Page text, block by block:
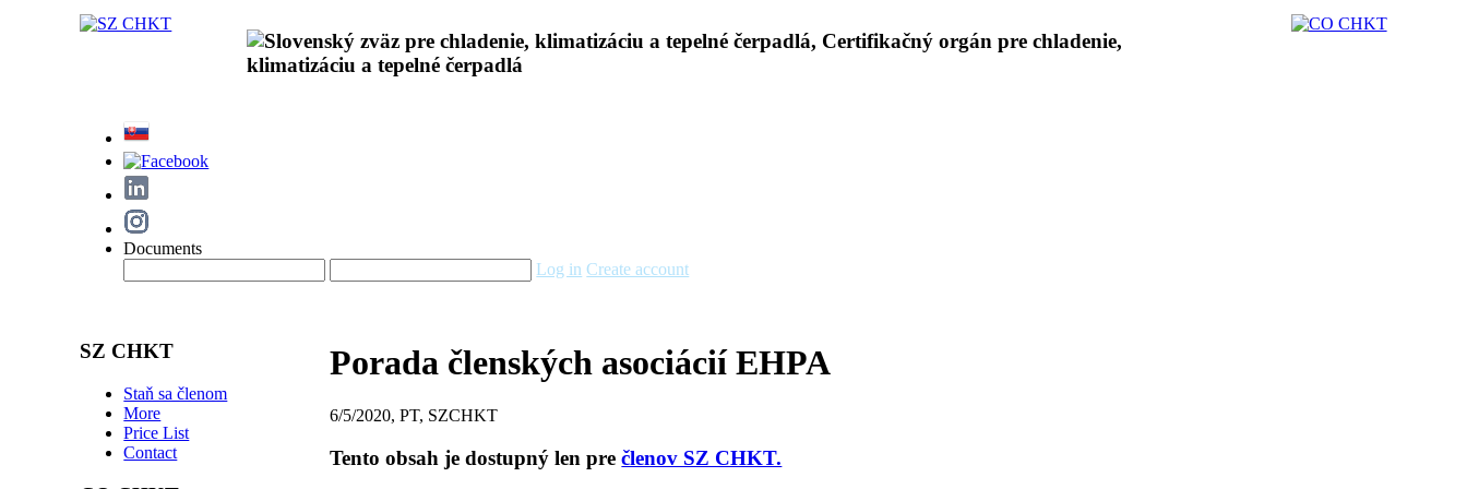
Documents
Log in Create account
SZ CHKT
Staň sa členom
More
Price List
Contact
Porada členských asociácií EHPA
6/5/2020, PT, SZCHKT
Tento obsah je dostupný len prečlenov SZ CHKT.